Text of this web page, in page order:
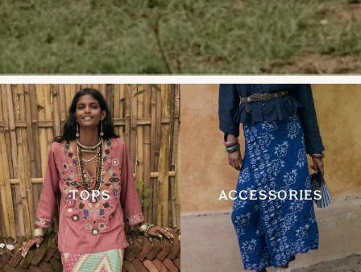
TOPS ACCESSORIES